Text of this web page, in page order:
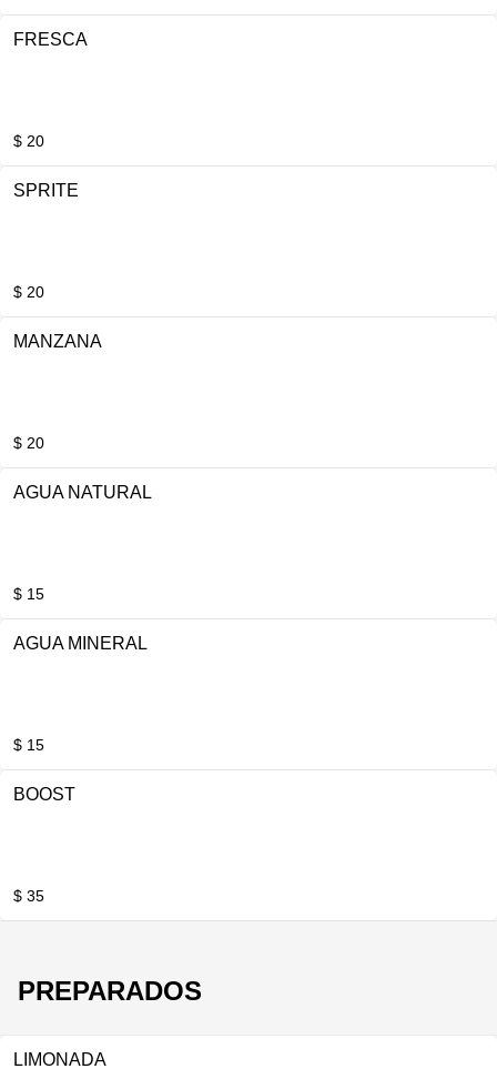
FRESCA
$ 20
SPRITE
$ 20
MANZANA
$ 20
AGUA NATURAL
$ 15
AGUA MINERAL
$ 15
BOOST
$ 35
PREPARADOS
LIMONADA